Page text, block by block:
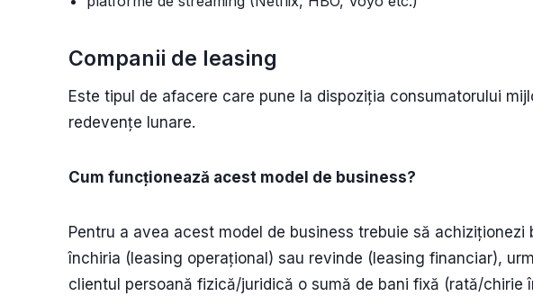
Companii de leasing
Este tipul de afacere care pune la dispoziția consumatorului
redevențe lunare.
Cum funcționează acest model de business?
Pentru a avea acest model de business trebuie să
închiria (leasing operațional) sau revinde (leasing financiar),
clientul persoană fizică/juridică o sumă de bani fixă (rată/chirie